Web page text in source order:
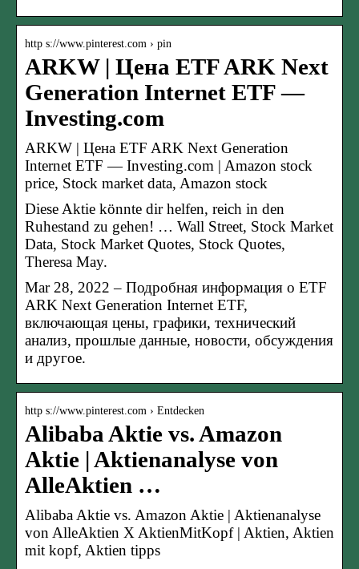
http s://www.pinterest.com › pin
ARKW | Цена ETF ARK Next
Generation Internet ETF —
Investing.com
ARKW | Цена ETF ARK Next Generation
Internet ETF — Investing.com | Amazon stock
price, Stock market data, Amazon stock
Diese Aktie könnte dir helfen, reich in den
Ruhestand zu gehen! … Wall Street, Stock Market
Data, Stock Market Quotes, Stock Quotes,
Theresa May.
Mar 28, 2022 – Подробная информация о ETF
ARK Next Generation Internet ETF,
включающая цены, графики, технический
анализ, прошлые данные, новости, обсуждения
и другое.
http s://www.pinterest.com › Entdecken
Alibaba Aktie vs. Amazon
Aktie | Aktienanalyse von
AlleAktien …
Alibaba Aktie vs. Amazon Aktie | Aktienanalyse
von AlleAktien X AktienMitKopf | Aktien, Aktien
mit kopf, Aktien tipps